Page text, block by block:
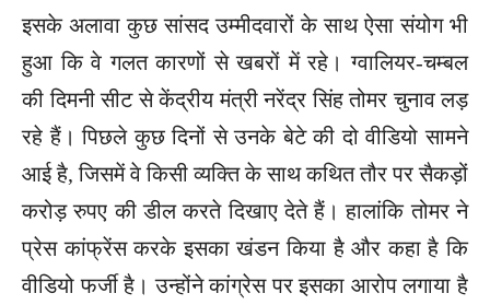
इसके अलावा कुछ सांसद उम्मीदवारों के साथ ऐसा संयोग भी
हुआ कि वे गलत कारणों से खबरों में रहे। ग्वालियर-चम्बल
की दिमनी सीट से केंद्रीय मंत्री नरेंद्र सिंह तोमर चुनाव लड़
रहे हैं। पिछले कुछ दिनों से उनके बेटे की दो वीडियो सामने
आई है, जिसमें वे किसी व्यक्ति के साथ कथित तौर पर सैकड़ों
करोड़ रुपए की डील करते दिखाए देते हैं। हालांकि तोमर ने
प्रेस कांफ्रेंस करके इसका खंडन किया है और कहा है कि
वीडियो फर्जी है। उन्होंने कांग्रेस पर इसका आरोप लगाया है